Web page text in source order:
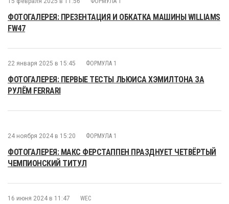
ФОТОГАЛЕРЕЯ: ПРЕЗЕНТАЦИЯ И ОБКАТКА МАШИНЫ WILLIAMS
FW47
22 января 2025 в 15:45 ФОРМУЛА 1
ФОТОГАЛЕРЕЯ: ПЕРВЫЕ ТЕСТЫ ЛЬЮИСА ХЭМИЛТОНА ЗА
РУЛЁМ FERRARI
24 ноября 2024 в 15:20 ФОРМУЛА 1
ФОТОГАЛЕРЕЯ: МАКС ФЕРСТАППЕН ПРАЗДНУЕТ ЧЕТВЁРТЫЙ
ЧЕМПИОНСКИЙ ТИТУЛ
16 июня 2024 в 11:47 WEC